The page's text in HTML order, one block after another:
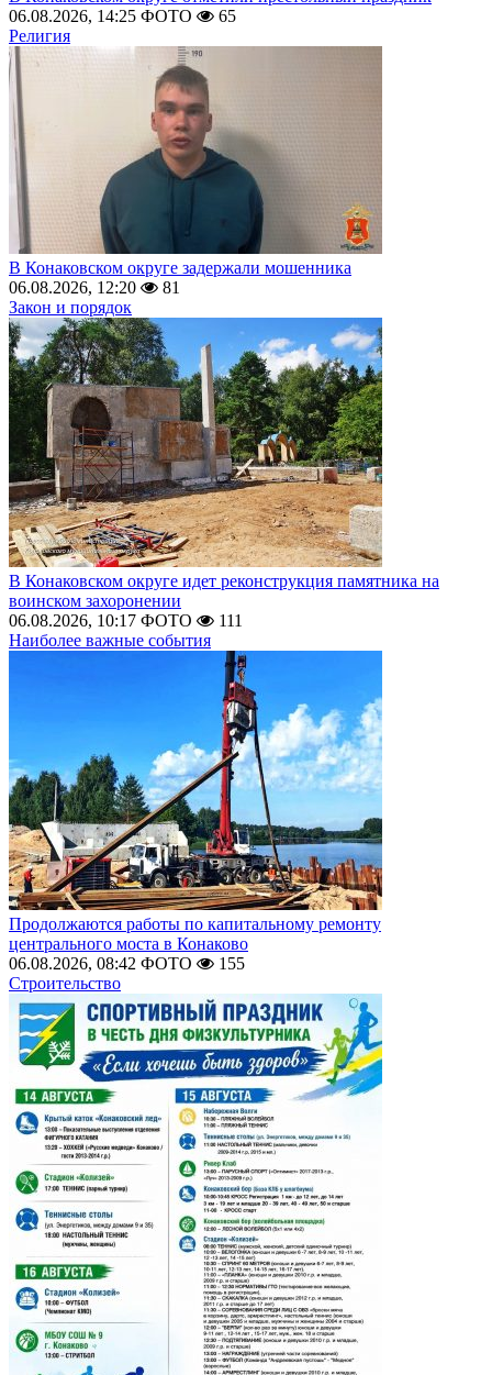
06.08.2026, 14:25 ФОТО
65
Религия
В Конаковском округе задержали мошенника
06.08.2026, 12:20
81
Закон и порядок
В Конаковском округе идет реконструкция памятника на
воинском захоронении
06.08.2026, 10:17 ФОТО
111
Наиболее важные события
Продолжаются работы по капитальному ремонту
центрального моста в Конаково
06.08.2026, 08:42 ФОТО
155
Строительство